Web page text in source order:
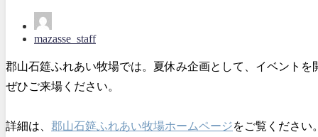
mazasse_staff
郡山石筵ふれあい牧場では。夏休み企画として、イベントを
ぜひご来場ください。
詳細は、 郡山石筵ふれあい牧場ホームページをご覧ください